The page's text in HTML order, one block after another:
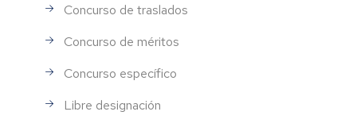
Concurso de traslados
Concurso de méritos
Concurso específico
Libre designación